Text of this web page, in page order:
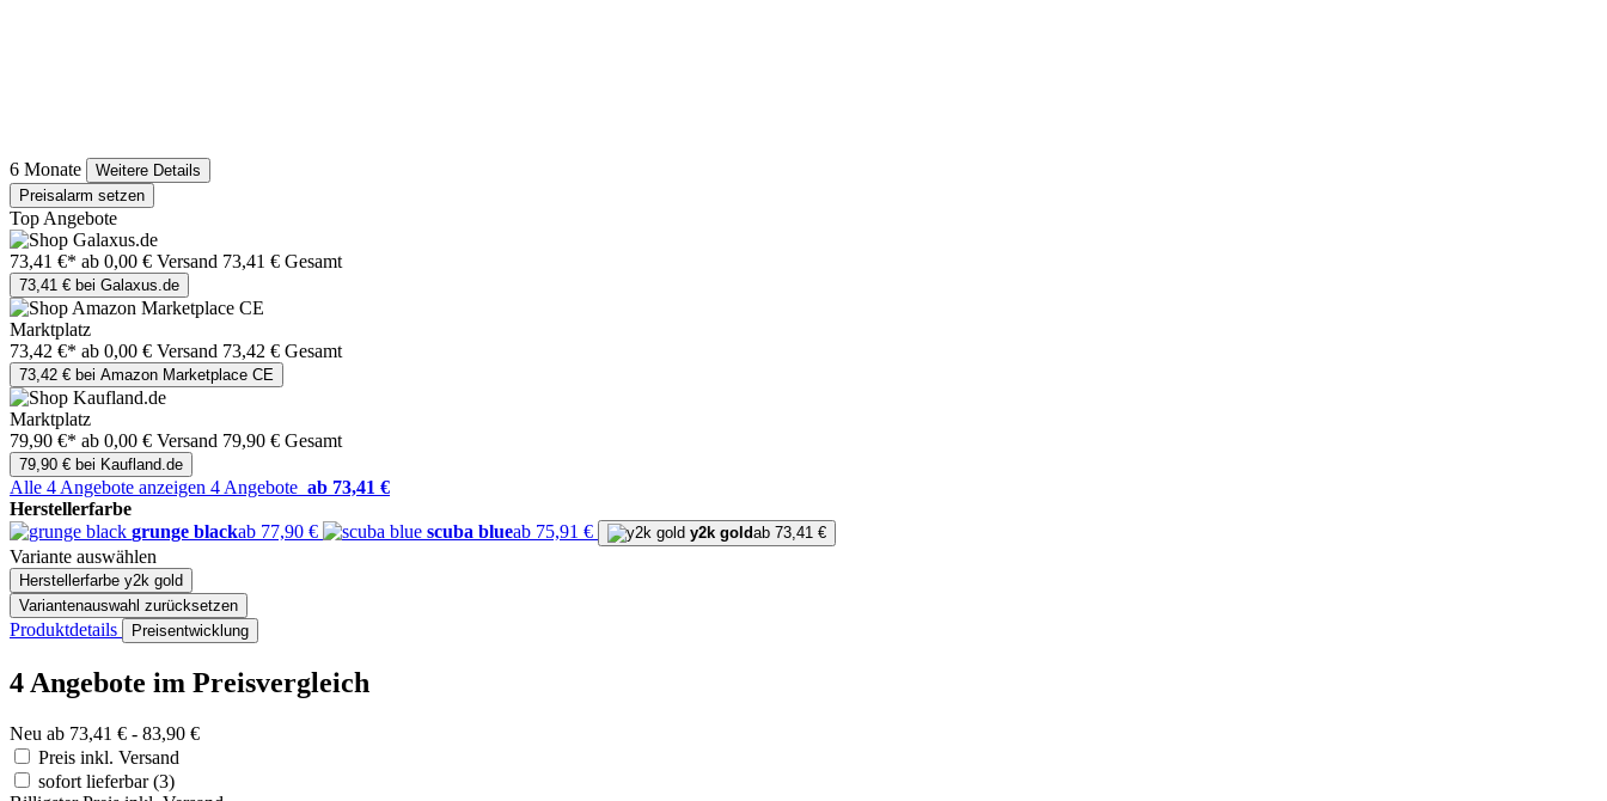
6 Monate
Weitere Details
Preisalarm setzen
Top Angebote
73,41 €* ab 0,00 € Versand 73,41 € Gesamt
73,41 € bei Galaxus.de
Marktplatz
73,42 €* ab 0,00 € Versand 73,42 € Gesamt
73,42 € bei Amazon Marketplace CE
Marktplatz
79,90 €* ab 0,00 € Versand 79,90 € Gesamt
79,90 € bei Kaufland.de
Alle 4 Angebote anzeigen 4 Angebote ab 73,41 €
Herstellerfarbe
grunge blackab 77,90 € scuba blueab 75,91 € y2k goldab 73,41 €
Variante auswählen
Herstellerfarbe y2k gold
Variantenauswahl zurücksetzen
Produktdetails Preisentwicklung
4 Angebote im Preisvergleich
Neu ab 73,41 € - 83,90 €
Preis inkl. Versand
sofort lieferbar(3)